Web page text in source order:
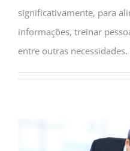
significativamente, para
informações, treinar
entre outras